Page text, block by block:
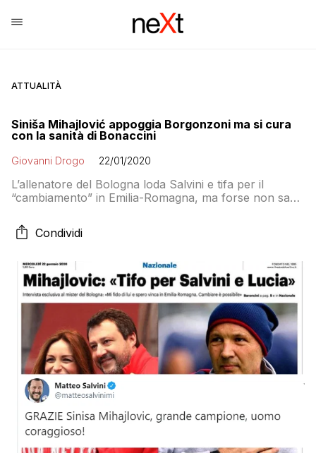
ATTUALITÀ
Siniša Mihajlović appoggia Borgonzoni ma si cura
con la sanità di Bonaccini
Giovanni Drogo 22/01/2020
L’allenatore del Bologna loda Salvini e tifa per il
“cambiamento” in Emilia-Romagna, ma forse non sa
seguendo il modello della Lombardia
Condividi